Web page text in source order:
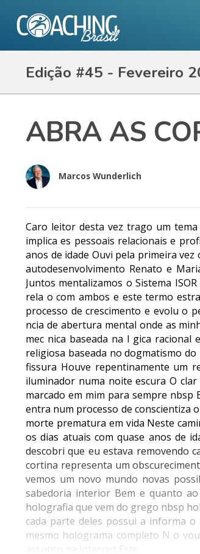
Edição #45 - Fevereiro
ABRA AS
Marcos Wunderlich
Caro leitor desta vez trago um
implica es pessoais relacionais e
anos de idade Ouvi pela primeira
autodesenvolvimento Renato e
Juntos mentalizamos o Sistema
rela o com ambos e este termo
processo de crescimento e evolu o
ncia de abertura mental onde as
mec nica baseada na l gica
religiosa baseada no dogmatismo
fissura Houve repentinamente um
iluminador numa noite escura O
marcado em mim para sempre nbsp
entra num processo de conscientiza
morte prematura em vida Neste
os dias atuais com quase anos de
descobri que eu estava removendo
cortina representa um
vemos um novo mundo novas
sabedoria interior Bem e quanto
holografia que vem do grego nbsp
cada parte deles possui a informa
mesmo holograma completo N o